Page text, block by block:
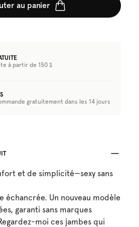
au panier
à partir de 150 $
gratuitement dans les 14 jours
et de simplicité—sexy sans
échancrée. Un nouveau modèle
garanti sans marques
moi ces jambes qui